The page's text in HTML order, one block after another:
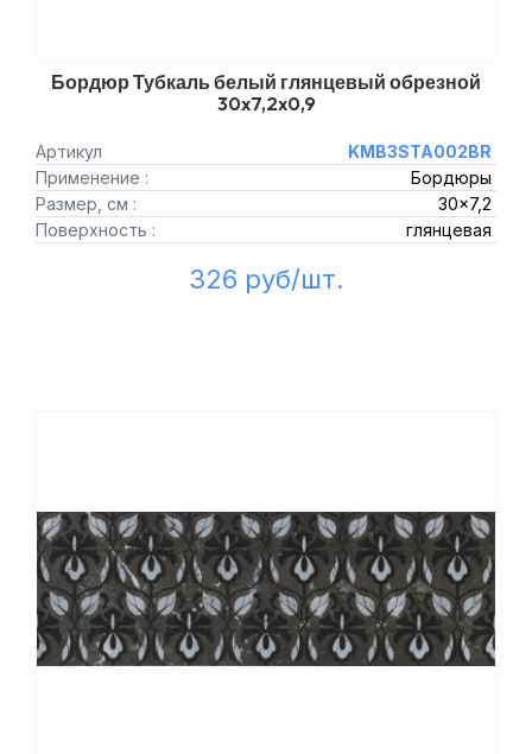
Бордюр Тубкаль белый глянцевый обрезной
30x7,2x0,9
Артикул
KMB3STA002BR
Применение :
Бордюры
Размер, см :
30x7,2
Поверхность :
глянцевая
326 руб/шт.